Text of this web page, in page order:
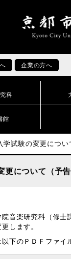
企業の方へ
科
館
試験の変更につい
について（予告
音楽研究科（修士
します。
下のＰＤＦファイ